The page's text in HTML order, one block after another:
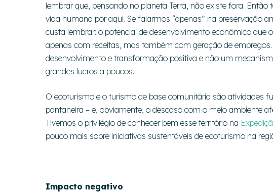
lembrar que, pensando no planeta Terra, não existe fora.
vida humana por aqui. Se falarmos “apenas” na preservação
custa lembrar: o potencial de desenvolvimento econômico que
apenas com receitas, mas também com geração de
desenvolvimento e transformação positiva e não um
grandes lucros a poucos.
O ecoturismo e o turismo de base comunitária são atividades
pantaneira – e, obviamente, o descaso com o meio ambiente
Tivemos o privilégio de conhecer bem esse território na
pouco mais sobre iniciativas sustentáveis de ecoturismo na
Impacto negativo